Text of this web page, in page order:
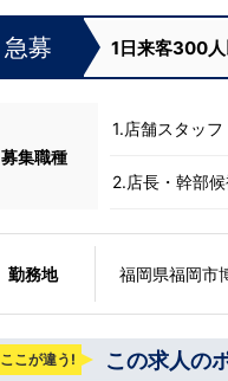
急募 1日来客300
募集職種
1.店舗スタッフ
2.店長・幹部
勤務地 福岡県福岡市
ここが違う! この求人の